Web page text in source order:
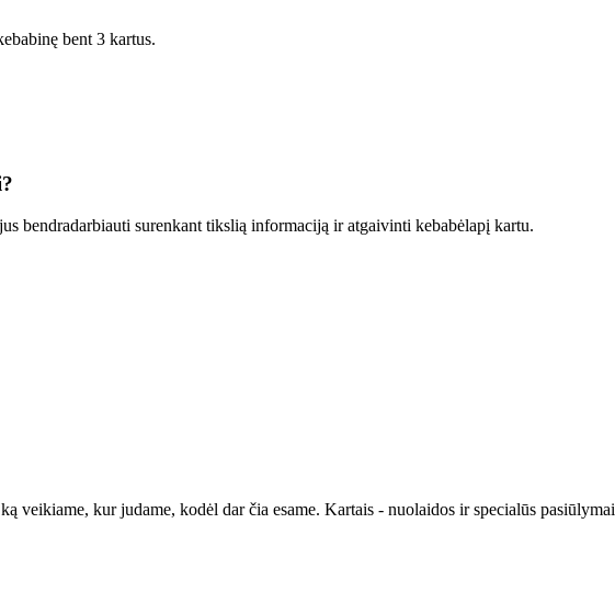
bent 3 kartus.
bendradarbiauti surenkant tikslią informaciją ir atgaivinti kebabėlapį kartu.
veikiame, kur judame, kodėl dar čia esame. Kartais - nuolaidos ir specialūs pasiūlymai